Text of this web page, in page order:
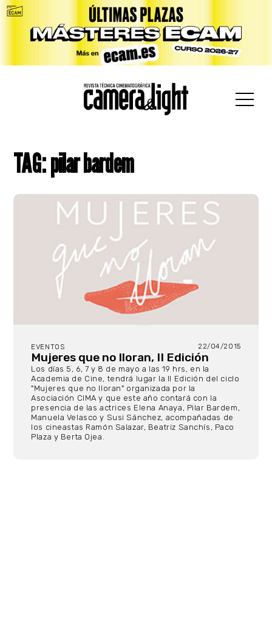
TAG: pilar bardem
EVENTOS 22/04/2015
Mujeres que no lloran, II Edición
Los días 5, 6, 7 y 8 de mayo a las 19 hrs, en la
Academia de Cine, tendrá lugar la II Edición del ciclo
"Mujeres que no lloran" organizada por la
Asociación CIMA y que este año contará con la
presencia de las actrices Elena Anaya, Pilar Bardem,
Manuela Velasco y Susi Sánchez, acompañadas de
los cineastas Ramón Salazar, Beatriz Sanchís, Paco
Plaza y Berta Ojea.